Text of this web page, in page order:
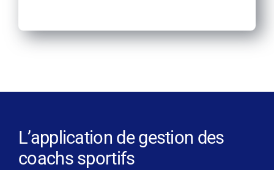
L’application de gestion des
coachs sportifs